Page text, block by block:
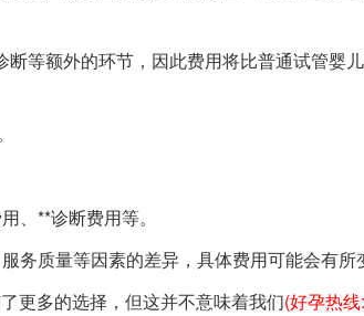
等额外的环节，因此费用将比普通试管婴
、**诊断费用等。
务质量等因素的差异，具体费用可能会有所
更多的选择，但这并不意味着我们(好孕热